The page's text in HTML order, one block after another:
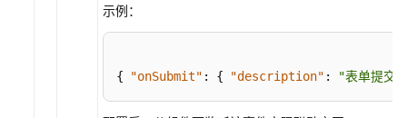
示例：
{ "onSubmit" : { "description" : "表单提交